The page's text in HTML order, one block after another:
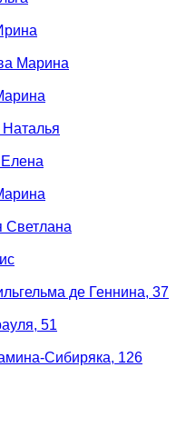
Марина
Наталья
Елена
Светлана
де Геннина, 37
51
Сибиряка, 126